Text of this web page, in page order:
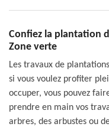
Confiez la plantation
Zone verte
Les travaux de
si vous voulez profiter
occuper, vous pouvez
prendre en main vos
arbres, des arbustes ou